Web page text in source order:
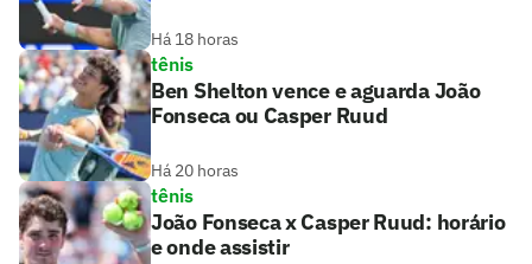
Há 18 horas
tênis
Ben Shelton vence e aguarda João
Fonseca ou Casper Ruud
Há 20 horas
tênis
João Fonseca x Casper Ruud: horário
e onde assistir